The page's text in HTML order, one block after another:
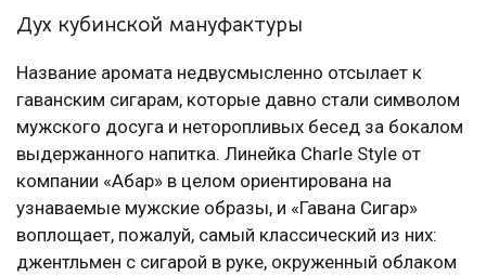
Дух кубинской мануфактуры
Название аромата недвусмысленно отсылает к
гаванским сигарам, которые давно стали символом
мужского досуга и неторопливых бесед за бокалом
выдержанного напитка. Линейка Charle Style от
компании «Абар» в целом ориентирована на
узнаваемые мужские образы, и «Гавана Сигар»
воплощает, пожалуй, самый классический из них:
джентльмен с сигарой в руке, окруженный облаком